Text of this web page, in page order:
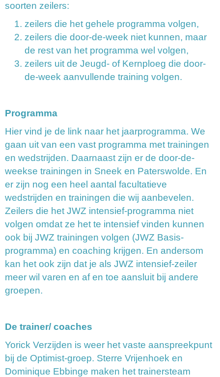
soorten zeilers:
zeilers die het gehele programma volgen,
zeilers die door-de-week niet kunnen, maar
de rest van het programma wel volgen,
zeilers uit de Jeugd- of Kernploeg die door-
de-week aanvullende training volgen.
Programma
Hier vind je de link naar het jaarprogramma. We
gaan uit van een vast programma met trainingen
en wedstrijden. Daarnaast zijn er de door-de-
weekse trainingen in Sneek en Paterswolde. En
er zijn nog een heel aantal facultatieve
wedstrijden en trainingen die wij aanbevelen.
Zeilers die het JWZ intensief-programma niet
volgen omdat ze het te intensief vinden kunnen
ook bij JWZ trainingen volgen (JWZ Basis-
programma) en coaching krijgen. En andersom
kan het ook zijn dat je als JWZ intensief-zeiler
meer wil varen en af en toe aansluit bij andere
groepen.
De trainer/ coaches
Yorick Verzijden is weer het vaste aanspreekpunt
bij de Optimist-groep. Sterre Vrijenhoek en
Dominique Ebbinge maken het trainersteam